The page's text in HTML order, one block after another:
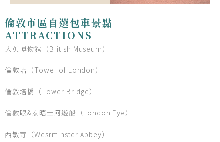
倫敦市區自選包車景點
ATTRACTIONS
大英博物館（British Museum）
倫敦塔（Tower of London）
倫敦塔橋（Tower Bridge）
倫敦眼&泰晤士河遊船（London Eye）
西敏寺（Wesrminster Abbey）